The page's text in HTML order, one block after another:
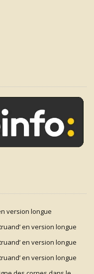
version longue
en version longue
en version longue
en version longue